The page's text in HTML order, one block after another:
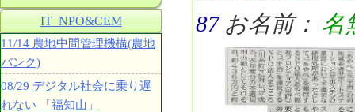
87 お名前： 名
IT_NPO&CEM
11/14 農地中間管理機構(農地
バンク)
08/29 デジタル社会に乗り遅
れない 「福知山」